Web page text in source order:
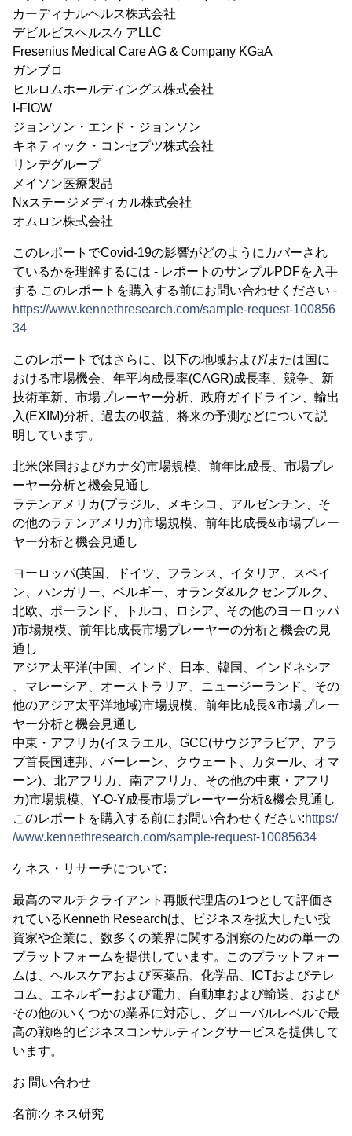
カーディナルヘルス株式会社
デビルビスヘルスケアLLC
Fresenius Medical Care AG & Company KGaA
ガンブロ
ヒルロムホールディングス株式会社
I-FlOW
ジョンソン・エンド・ジョンソン
キネティック・コンセプツ株式会社
リンデグループ
メイソン医療製品
Nxステージメディカル株式会社
オムロン株式会社
このレポートでCovid-19の影響がどのようにカバーされ
ているかを理解するには - レポートのサンプルPDFを入手
する このレポートを購入する前にお問い合わせください -
https://www.kennethresearch.com/sample-request-100856
34
このレポートではさらに、以下の地域および/または国に
おける市場機会、年平均成長率(CAGR)成長率、競争、新
技術革新、市場プレーヤー分析、政府ガイドライン、輸出
入(EXIM)分析、過去の収益、将来の予測などについて説
明しています。
北米(米国およびカナダ)市場規模、前年比成長、市場プレ
ーヤー分析と機会見通し
ラテンアメリカ(ブラジル、メキシコ、アルゼンチン、そ
の他のラテンアメリカ)市場規模、前年比成長&市場プレー
ヤー分析と機会見通し
ヨーロッパ(英国、ドイツ、フランス、イタリア、スペイ
ン、ハンガリー、ベルギー、オランダ&ルクセンブルク、
北欧、ポーランド、トルコ、ロシア、その他のヨーロッパ
)市場規模、前年比成長市場プレーヤーの分析と機会の見
通し
アジア太平洋(中国、インド、日本、韓国、インドネシア
、マレーシア、オーストラリア、ニュージーランド、その
他のアジア太平洋地域)市場規模、前年比成長&市場プレー
ヤー分析と機会見通し
中東・アフリカ(イスラエル、GCC(サウジアラビア、アラ
ブ首長国連邦、バーレーン、クウェート、カタール、オマ
ーン)、北アフリカ、南アフリカ、その他の中東・アフリ
カ)市場規模、Y-O-Y成長市場プレーヤー分析&機会見通し
このレポートを購入する前にお問い合わせください:https:/
/www.kennethresearch.com/sample-request-10085634
ケネス・リサーチについて:
最高のマルチクライアント再販代理店の1つとして評価さ
れているKenneth Researchは、ビジネスを拡大したい投
資家や企業に、数多くの業界に関する洞察のための単一の
プラットフォームを提供しています。このプラットフォー
ムは、ヘルスケアおよび医薬品、化学品、ICTおよびテレ
コム、エネルギーおよび電力、自動車および輸送、および
その他のいくつかの業界に対応し、グローバルレベルで最
高の戦略的ビジネスコンサルティングサービスを提供して
います。
お 問い合わせ
名前:ケネス研究